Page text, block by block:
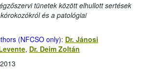
tünetek között elhullott sertések
és a patológiai
(NFCSO only): Dr. Jánosi
, Dr. Deim Zoltán